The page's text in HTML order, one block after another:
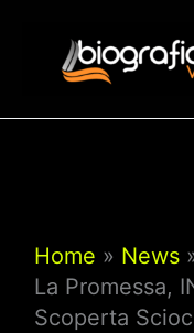
contenuto
Home
News
La Promessa,
Scoperta